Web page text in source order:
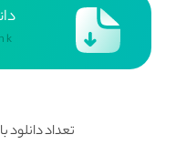
تعداد دانلود